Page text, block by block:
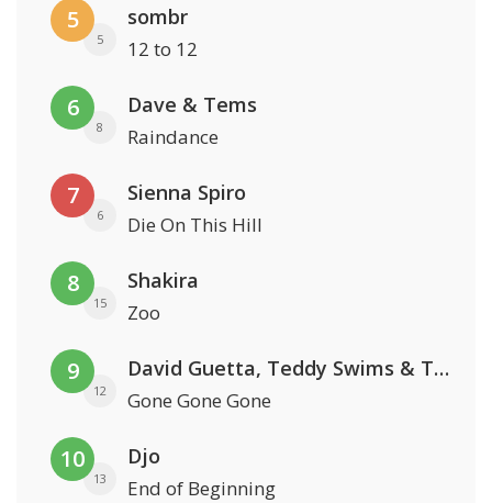
5
5
sombr
12 to 12
6
8
Dave & Tems
Raindance
7
6
Sienna Spiro
Die On This Hill
8
15
Shakira
Zoo
9
12
David Guetta, Teddy Swims & Tones And I
Gone Gone Gone
10
13
Djo
End of Beginning